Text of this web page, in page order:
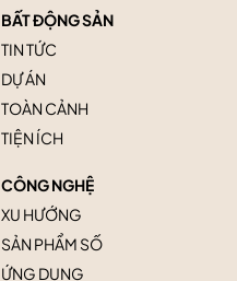
BẤT ĐỘNG SẢN
TIN TỨC
DỰ ÁN
TOÀN CẢNH
TIỆN ÍCH
CÔNG NGHỆ
XU HƯỚNG
SẢN PHẨM SỐ
ỨNG DỤNG